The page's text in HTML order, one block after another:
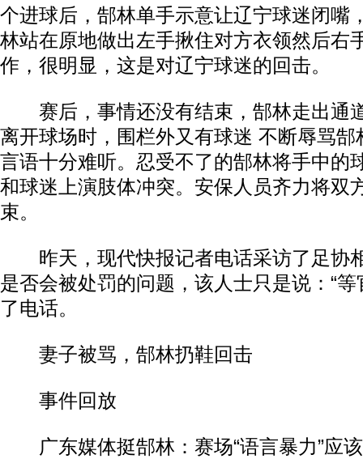
个进球后，郜林单手示意让辽宁球迷闭嘴
林站在原地做出左手揪住对方衣领然后右
作，很明显，这是对辽宁球迷的回击。
赛后，事情还没有结束，郜林走出通
离开球场时，围栏外又有球迷 不断辱骂郜
言语十分难听。忍受不了的郜林将手中的
和球迷上演肢体冲突。安保人员齐力将双
束。
昨天，现代快报记者电话采访了足协
是否会被处罚的问题，该人士只是说：“等
了电话。
妻子被骂，郜林扔鞋回击
事件回放
广东媒体挺郜林：赛场“语言暴力”应
动物系恋人啊 | 钟欣潼体验爱情哲学